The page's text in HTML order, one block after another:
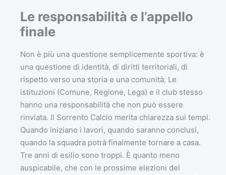
Le responsabilità e l’appello
finale
Non è più una questione semplicemente sportiva: è
una questione di identità, di diritti territoriali, di
rispetto verso una storia e una comunità. Le
istituzioni (Comune, Regione, Lega) e il club stesso
hanno una responsabilità che non può essere
rinviata. Il Sorrento Calcio merita chiarezza sui tempi.
Quando iniziano i lavori, quando saranno conclusi,
quando la squadra potrà finalmente tornare a casa.
Tre anni di esilio sono troppi. È quanto meno
auspicabile, che con le prossime elezioni del